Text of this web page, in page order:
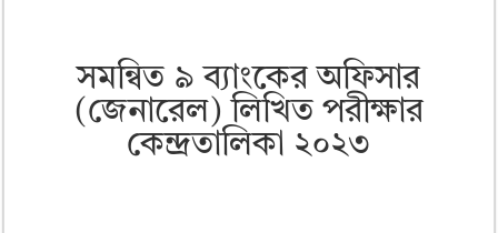
সমন্বিত ৯ ব্যাংকের অফিসার
(জেনারেল) লিখিত পরীক্ষার
কেন্দ্রতালিকা ২০২৩